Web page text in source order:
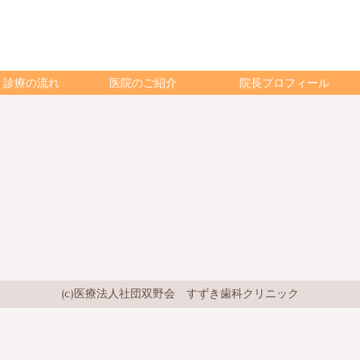
診療の流れ 医院のご紹介 院長プロフィール
(c)医療法人社団双野会 すずき歯科クリニック